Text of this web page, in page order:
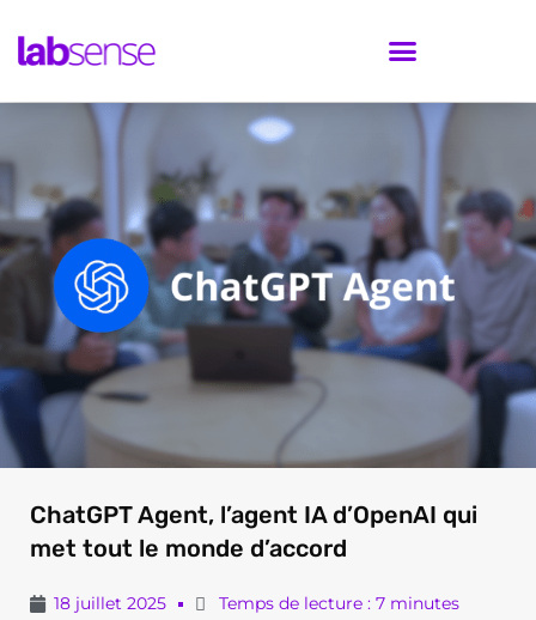
ChatGPT Agent, l’agent IA d’OpenAI qui
met tout le monde d’accord
18 juillet 2025 Temps de lecture : 7 minutes